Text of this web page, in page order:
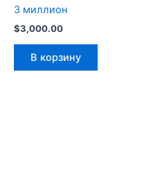
3 миллион
$3,000.00
В корзину